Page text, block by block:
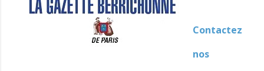
Contactez
nos